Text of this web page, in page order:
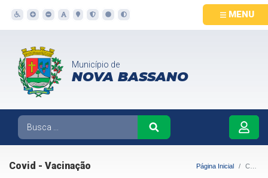
MENU
Município de
NOVA BASSANO
Covid - Vacinação Página Inicial Covid - Vacinação